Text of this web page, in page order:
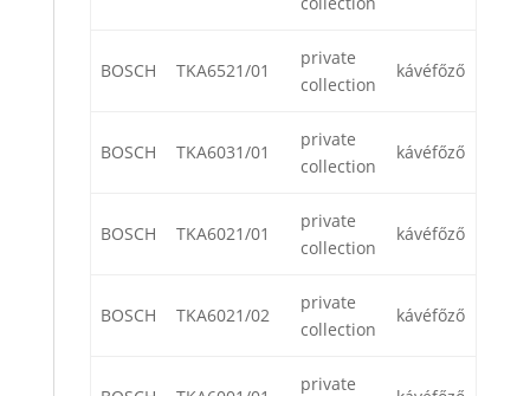
BOSCH TKA6521/01
private
collection
kávéfőző
BOSCH TKA6031/01
private
collection
kávéfőző
BOSCH TKA6021/01
private
collection
kávéfőző
BOSCH TKA6021/02
private
collection
kávéfőző
private